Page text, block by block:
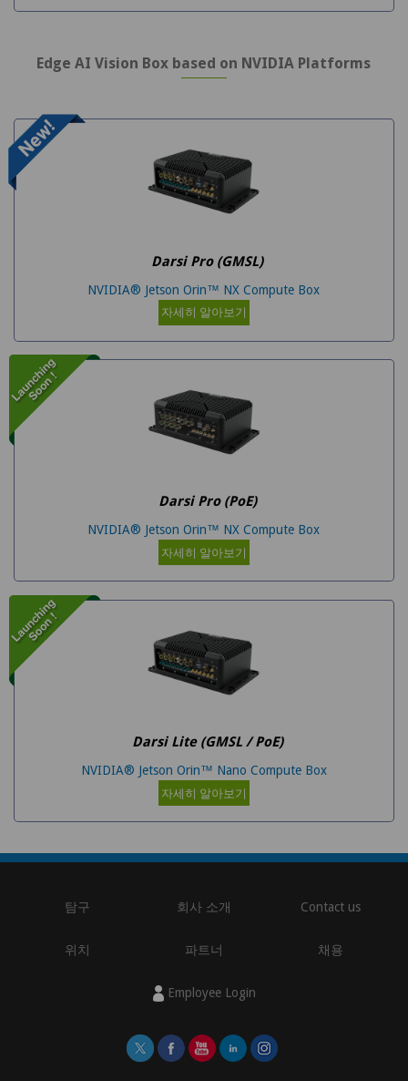
Edge AI Vision Box based on NVIDIA Platforms
Darsi Pro (GMSL)
NVIDIA® Jetson Orin™ NX Compute Box
자세히 알아보기
Darsi Pro (PoE)
NVIDIA® Jetson Orin™ NX Compute Box
자세히 알아보기
Darsi Lite (GMSL / PoE)
NVIDIA® Jetson Orin™ Nano Compute Box
자세히 알아보기
탐구 회사 소개 Contact us
위치 파트너 채용
Employee Login